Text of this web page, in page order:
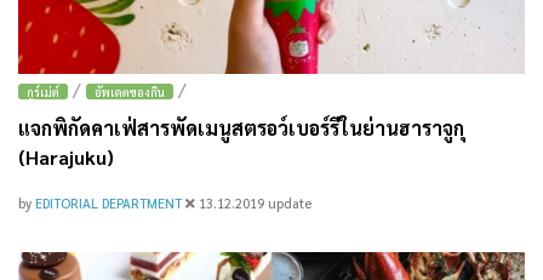
กูร์เม่ต์ / อัพเดตของกิน /
แจกพิกัดคาเฟ่สารพัดเมนูสตรอว์เบอร์รีในย่านฮาราจูกุ
(Harajuku)
by EDITORIAL DEPARTMENT 13.12.2019 update